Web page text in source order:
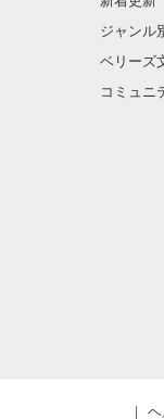
ジャンル
ベリーズ
コミュニ